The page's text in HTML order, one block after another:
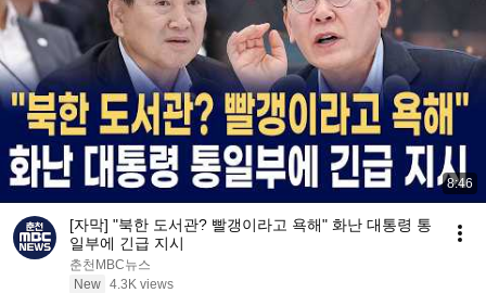
8:46
[자막] "북한 도서관? 빨갱이라고 욕해" 화난 대통령 통
일부에 긴급 지시
춘천MBC뉴스
New 4.3K views